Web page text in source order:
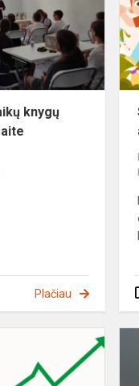
knygų
autore
Alvile
knygų
Plačiau
Mažais